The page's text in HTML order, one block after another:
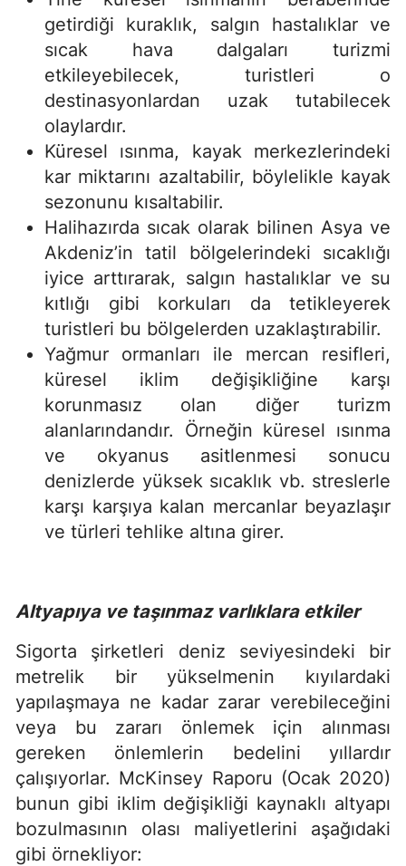
getirdiği kuraklık, salgın hastalıklar ve
sıcak hava dalgaları turizmi
etkileyebilecek, turistleri o
destinasyonlardan uzak tutabilecek
olaylardır.
Küresel ısınma, kayak merkezlerindeki
kar miktarını azaltabilir, böylelikle kayak
sezonunu kısaltabilir.
Halihazırda sıcak olarak bilinen Asya ve
Akdeniz’in tatil bölgelerindeki sıcaklığı
iyice arttırarak, salgın hastalıklar ve su
kıtlığı gibi korkuları da tetikleyerek
turistleri bu bölgelerden uzaklaştırabilir.
Yağmur ormanları ile mercan resifleri,
küresel iklim değişikliğine karşı
korunmasız olan diğer turizm
alanlarındandır. Örneğin küresel ısınma
ve okyanus asitlenmesi sonucu
denizlerde yüksek sıcaklık vb. streslerle
karşı karşıya kalan mercanlar beyazlaşır
ve türleri tehlike altına girer.
Altyapıya ve taşınmaz varlıklara etkiler
Sigorta şirketleri deniz seviyesindeki bir
metrelik bir yükselmenin kıyılardaki
yapılaşmaya ne kadar zarar verebileceğini
veya bu zararı önlemek için alınması
gereken önlemlerin bedelini yıllardır
çalışıyorlar. McKinsey Raporu (Ocak 2020)
bunun gibi iklim değişikliği kaynaklı altyapı
bozulmasının olası maliyetlerini aşağıdaki
gibi örnekliyor: